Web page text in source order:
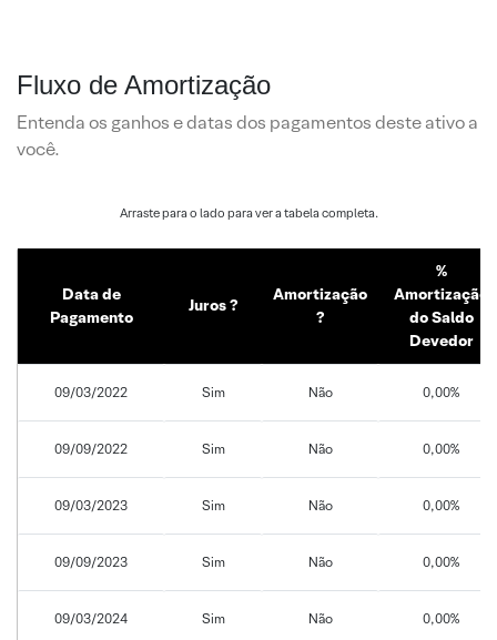
Fluxo de Amortização
Entenda os ganhos e datas dos pagamentos deste ativo a
você.
Data de
Pagamento
Juros ?
Amortização
?
%
Amortização
do Saldo
Devedor
09/03/2022 Sim Não 0,00%
09/09/2022 Sim Não 0,00%
09/03/2023 Sim Não 0,00%
09/09/2023 Sim Não 0,00%
09/03/2024 Sim Não 0,00%